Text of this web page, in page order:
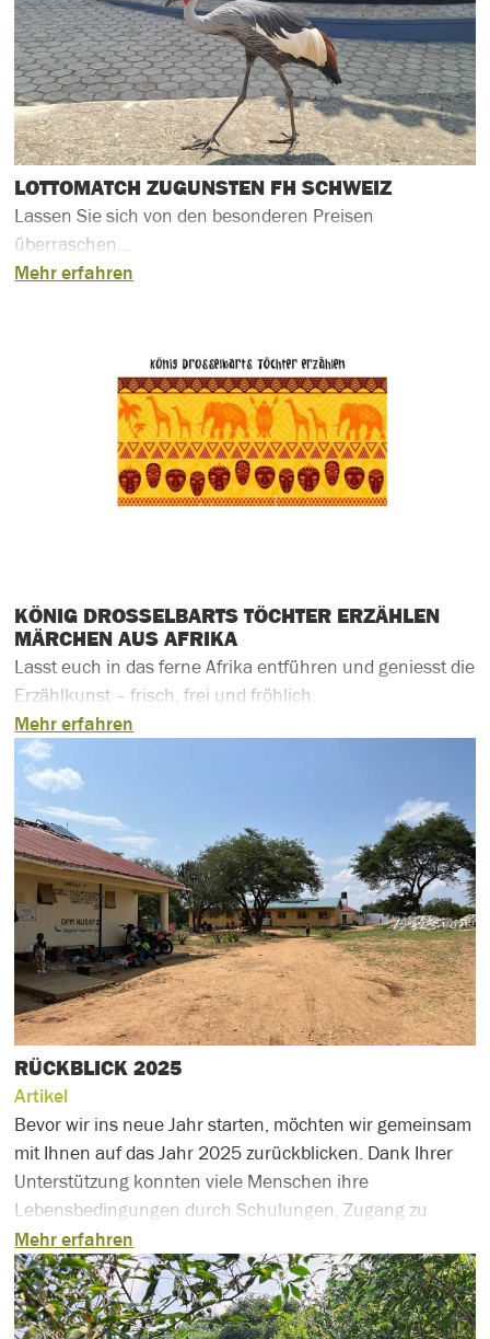
LOTTOMATCH ZUGUNSTEN FH SCHWEIZ
Lassen Sie sich von den besonderen Preisen
überraschen...
Mehr erfahren
KÖNIG DROSSELBARTS TÖCHTER ERZÄHLEN
MÄRCHEN AUS AFRIKA
Lasst euch in das ferne Afrika entführen und geniesst die
Erzählkunst – frisch, frei und fröhlich.
Mehr erfahren
RÜCKBLICK 2025
Artikel
Bevor wir ins neue Jahr starten, möchten wir gemeinsam
mit Ihnen auf das Jahr 2025 zurückblicken. Dank Ihrer
Unterstützung konnten viele Menschen ihre
Lebensbedingungen durch Schulungen, Zugang zu
sauberem Wasser und neue Einkommensmöglichkeiten
verbessern. Wir freuen uns, einige der Erfolge des Jahres
2025 Revue passieren zu lassen.
Mehr erfahren